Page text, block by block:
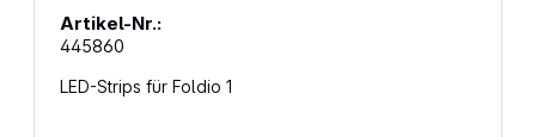
Artikel-Nr.:
445860
LED-Strips für Foldio 1